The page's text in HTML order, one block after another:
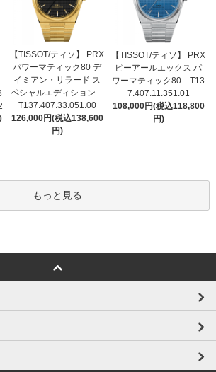
【TISSOT/ティソ】 PRX
パワーマティック80 デ
イミアン・リラード ス
ペシャルエディション
T137.407.33.051.00
126,000円(税込138,600
円)
【TISSOT/ティソ】 PRX
ピーアールエックス パ
ワーマティック80 T13
7.407.11.351.01
108,000円(税込118,800
円)
もっと見る